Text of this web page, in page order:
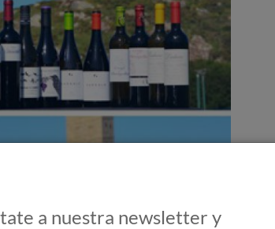
a nuestra newsletter y